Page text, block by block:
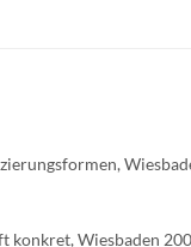
konkret, Wiesbaden